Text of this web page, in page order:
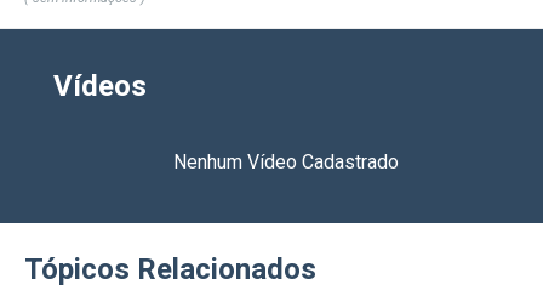
Vídeos
Nenhum Vídeo Cadastrado
Tópicos Relacionados